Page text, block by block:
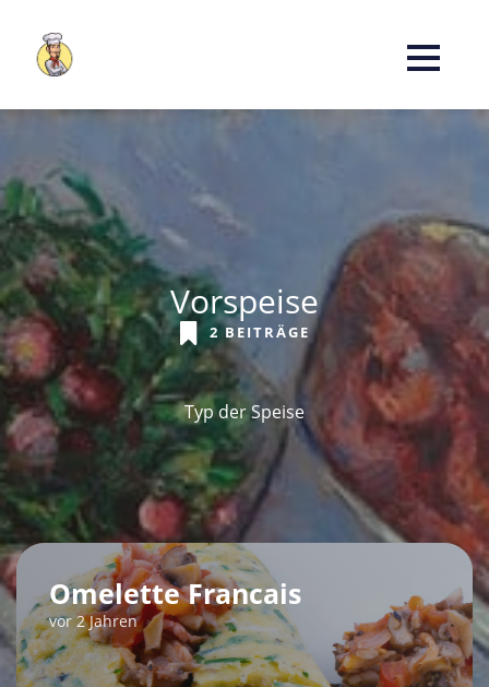
Vorspeise
2 BEITRÄGE
Typ der Speise
Omelette Francais
vor 2 Jahren